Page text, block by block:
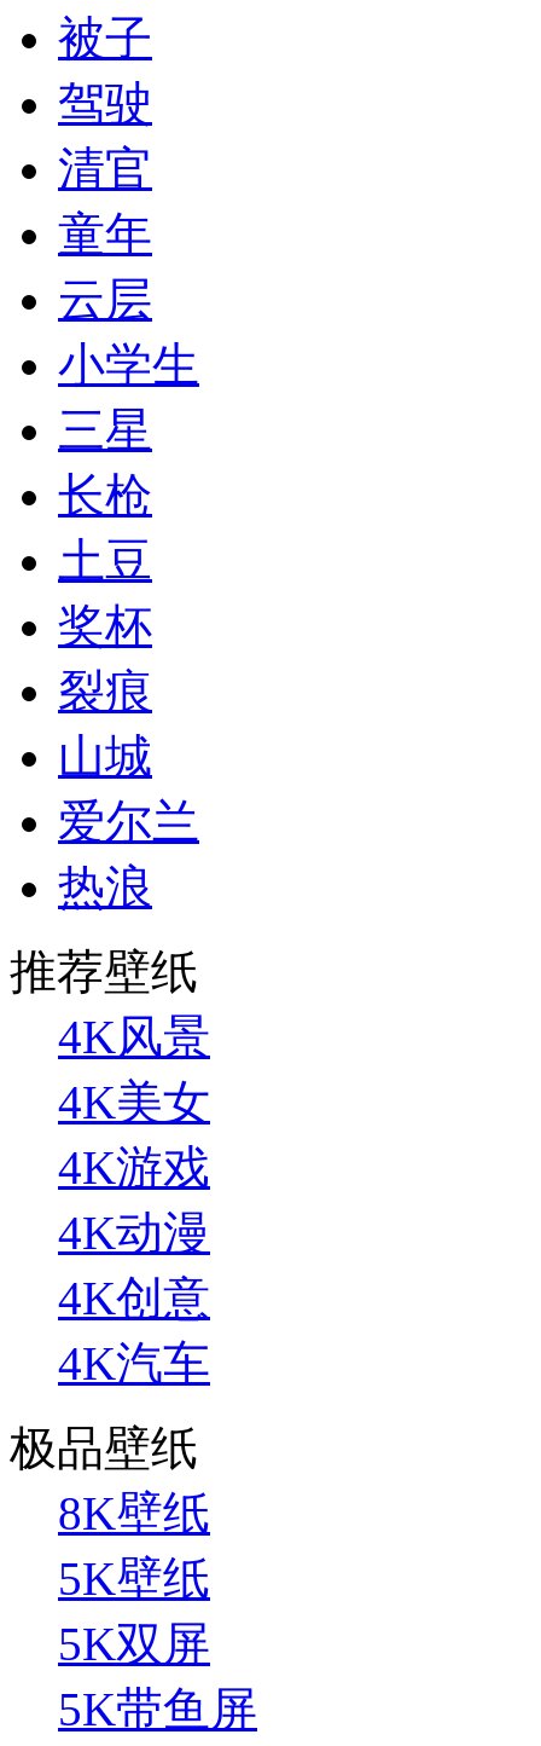
被子
驾驶
清官
童年
云层
小学生
三星
长枪
土豆
奖杯
裂痕
山城
爱尔兰
热浪
推荐壁纸
4K风景
4K美女
4K游戏
4K动漫
4K创意
4K汽车
极品壁纸
8K壁纸
5K壁纸
5K双屏
5K带鱼屏